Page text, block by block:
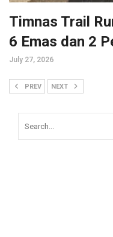
Timnas Trail
6 Emas dan 2
July 27, 2026
PREV NEXT